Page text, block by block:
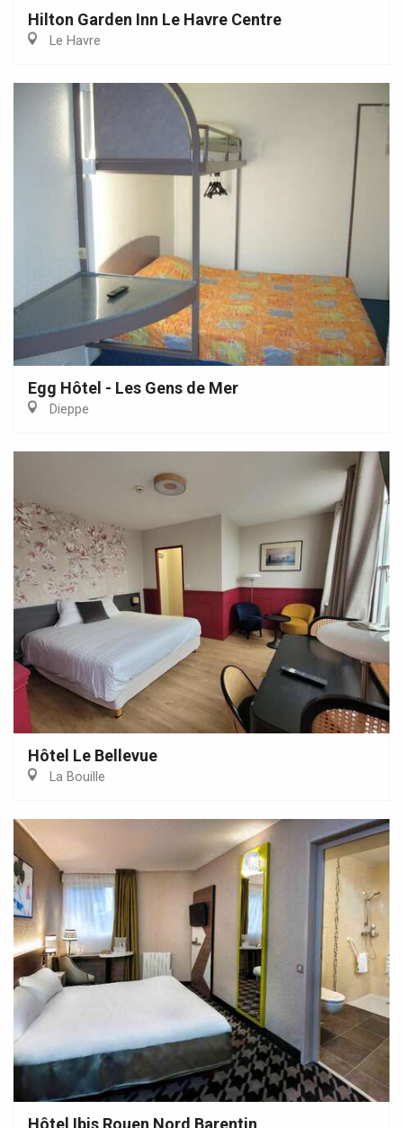
Hilton Garden Inn Le Havre Centre
Le Havre
Egg Hôtel - Les Gens de Mer
Dieppe
Hôtel Le Bellevue
La Bouille
Hôtel Ibis Rouen Nord Barentin